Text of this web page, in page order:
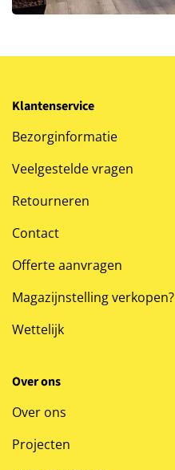
Klantenservice
Bezorginformatie
Veelgestelde vragen
Retourneren
Contact
Offerte aanvragen
Magazijnstelling verkopen?
Wettelijk
Over ons
Over ons
Projecten